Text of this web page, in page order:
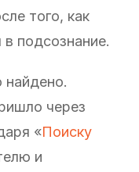
того, как
подсознание.
через
«Поиску
и